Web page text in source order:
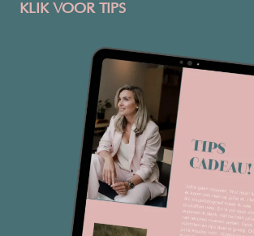
KLIK VOOR TIPS